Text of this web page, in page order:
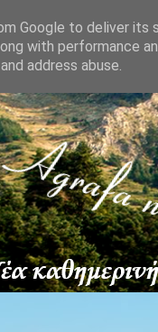
Google to deliver its
with performance
address abuse.